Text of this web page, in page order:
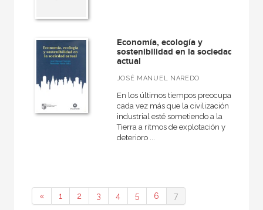
Economía, ecología y
sostenibilidad en la sociedad
actual
JOSÉ MANUEL NAREDO
En los últimos tiempos preocupa
cada vez más que la civilización
industrial esté sometiendo a la
Tierra a ritmos de explotación y
deterioro ...
« 1 2 3 4 5 6 7